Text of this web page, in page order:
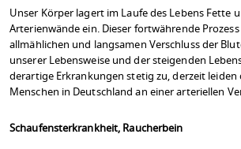
Unser Körper lagert im Laufe des Lebens Fette
Arterienwände ein. Dieser fortwährende
allmählichen und langsamen Verschluss der
unserer Lebensweise und der steigenden
derartige Erkrankungen stetig zu, derzeit leiden
Menschen in Deutschland an einer arteriellen
Schaufensterkrankheit, Raucherbein